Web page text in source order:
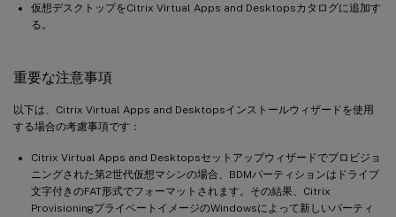
仮想デスクトップをCitrix Virtual Apps and Desktopsカタログに追加す
る。
重要な注意事項
以下は、Citrix Virtual Apps and Desktopsインストールウィザードを使用
する場合の考慮事項です：
Citrix Virtual Apps and Desktopsセットアップウィザードでプロビジョ
ニングされた第2世代仮想マシンの場合、BDMパーティションはドライブ
文字付きのFAT形式でフォーマットされます。その結果、Citrix
ProvisioningプライベートイメージのWindowsによって新しいパーティ